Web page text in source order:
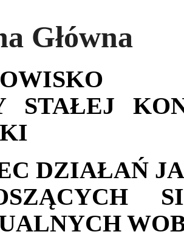
Główna
STAŁEJ
DZIAŁAŃ